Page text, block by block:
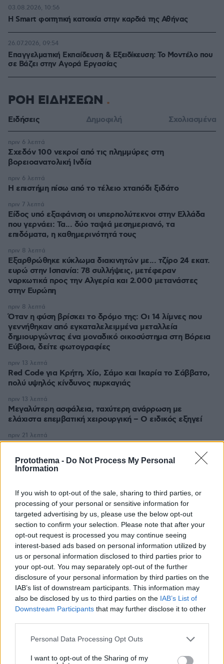
Protothema - Do Not Process My Personal
Information
If you wish to opt-out of the sale, sharing to third parties, or
processing of your personal or sensitive information for
targeted advertising by us, please use the below opt-out
section to confirm your selection. Please note that after your
opt-out request is processed you may continue seeing
interest-based ads based on personal information utilized by
us or personal information disclosed to third parties prior to
your opt-out. You may separately opt-out of the further
disclosure of your personal information by third parties on the
IAB’s list of downstream participants. This information may
also be disclosed by us to third parties on the IAB’s List of
Downstream Participants that may further disclose it to other
Please note that this website/app uses one or more Google
not limited to your visit or usage behaviour. You may click to
Personal Data Processing Opt Outs
I want to opt-out of the Sharing of my
Η Smart φοιτητική κατοικία στην καρδιά της Αθήνας
03.08.2026, 10:56
Επαγγελματική Εκπαίδευση & Εξειδίκευση: Το Mοντέλο που
σε Bάζει στην Aγορά Eργασίας
26.07.2026, 09:54
ΡΟΗ ΕΙΔΗΣΕΩΝ
Ειδήσεις Δημοφιλή Σχολιασμένα
Σχεδόν 100 νεκροί από τις πλημμύρες στη
βορειοανατολική Ινδία
πριν 6 λεπτά
Η επιστήμη πίσω από το τέλειο χταπόδι ξιδάτο
πριν 6 λεπτά
Είδος υπό εξαφάνιση οι υπερπολύτεκνοι στην Ελλάδα
που γερνάει: Τα... δύο ταψιά μεσημεριανό, τα
επιδόματα, η καθημερινότητά τους
πριν 7 λεπτά
Εξαρθρώθηκε κύκλωμα διακινητών με... τζίρο 24 εκατ.
ευρώ στην Ισπανία: 78 συλλήψεις, μετέφεραν
ναρκωτικά προς την Αλγερία και 2.000 μετανάστες
στην Ευρώπη
πριν 8 λεπτά
Όταν η φύση βρίσκει το δρόμο της: Οι 14 λίμνες που
γεννήθηκαν από εγκαταλελειμμένα μεταλλεία
δημιουργώντας ένα μοναδικό οικοσύστημα στη Βόρεια
Εύβοια, δείτε φωτογραφίες
πριν 8 λεπτά
Red Code για Κρήτη, Χίο, Σάμο και Ικαρία το Σάββατο,
πολύ υψηλός κίνδυνος πυρκαγιάς
πριν 13 λεπτά
Μεγαλύτερη ασφάλεια, ταχύτερη ανάρρωση με
ελάχιστα επεμβατική χειρουργική – Ο ειδικός εξηγεί
πριν 13 λεπτά
Face Mapping: Τι σημαίνουν τα σπυράκια σε
συγκεκριμένα σημεία του προσώπου;
πριν 21 λεπτά
από δύσβατο σημείο στη Θάσο
πριν 25 λεπτά
Ένοπλοι αυτονομιστές απειλούν τουρίστες και
αγοραστές κατοικιών στην Κορσική: «Μείνετε στα
σπίτια σας», δείτε βίντεο
πριν 30 λεπτά
ΔΕΙΤΕ ΟΛΕΣ ΤΙΣ ΕΙΔΗΣΕΙΣ
ΤΑ ΠΙΟ ΔΗΜΟΦΙΛΗ